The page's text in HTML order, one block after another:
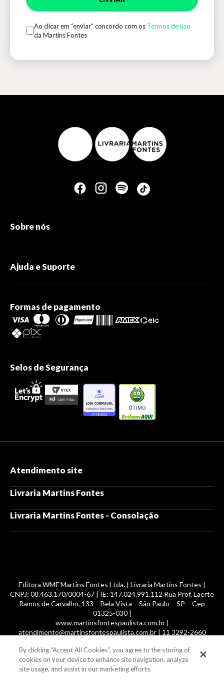
Ao clicar em “enviar” concordo com os Termos de uso
da Martins Fontes
Sobre nós
Ajuda e Suporte
Formas de pagamento
Selos de Segurança
ÓTIMO
Atendimento site
Livraria Martins Fontes
Livraria Martins Fontes - Consolação
Editora WMF Martins Fontes Ltda. | Livraria Martins Fontes |
CNPJ: 08.463.170/0004-67 | IE: 147.024.991.112 Rua Prof. Laerte
Ramos de Carvalho, 133 – Bela Vista – São Paulo – SP – Cep
01325-030 |
www.martinsfontespaulista.com.br |
atendimento@martinsfontespaulista.com.br | 11 3292-2660
© 2014 -2026, MartinsFontes livros nacionais e importados,
com mais de 700 mil títulos. Todos os direitos reservados.
By clicking “Accept All Cookies”, you agree to the storing of
cookies on your device to enhance site navigation, analyze
site usage, and assist in our marketing efforts.